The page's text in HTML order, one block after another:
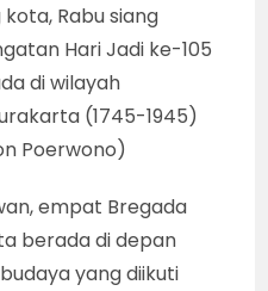
Rabu siang
Hari Jadi ke-105
di wilayah
(1745-1945)
Poerwono)
empat Bregada
berada di depan
yang diikuti